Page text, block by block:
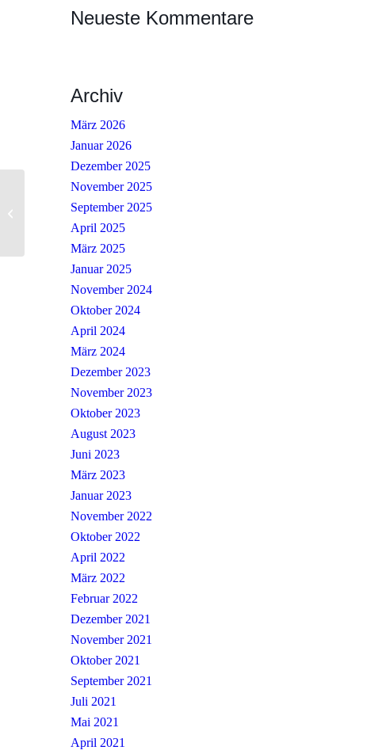
Neueste Kommentare
Archiv
März 2026
Januar 2026
Dezember 2025
November 2025
September 2025
April 2025
März 2025
Januar 2025
November 2024
Oktober 2024
April 2024
März 2024
Dezember 2023
November 2023
Oktober 2023
August 2023
Juni 2023
März 2023
Januar 2023
November 2022
Oktober 2022
April 2022
März 2022
Februar 2022
Dezember 2021
November 2021
Oktober 2021
September 2021
Juli 2021
Mai 2021
April 2021
Gottesdienst